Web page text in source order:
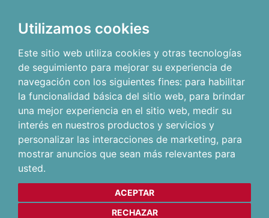
Utilizamos cookies
Este sitio web utiliza cookies y otras tecnologías
de seguimiento para mejorar su experiencia de
navegación con los siguientes fines: para habilitar
la funcionalidad básica del sitio web, para brindar
una mejor experiencia en el sitio web, medir su
interés en nuestros productos y servicios y
personalizar las interacciones de marketing, para
mostrar anuncios que sean más relevantes para
usted.
ACEPTAR
RECHAZAR